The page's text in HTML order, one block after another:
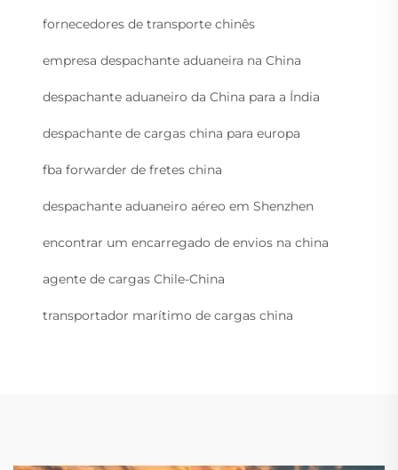
fornecedores de transporte chinês
empresa despachante aduaneira na China
despachante aduaneiro da China para a Índia
despachante de cargas china para europa
fba forwarder de fretes china
despachante aduaneiro aéreo em Shenzhen
encontrar um encarregado de envios na china
agente de cargas Chile-China
transportador marítimo de cargas china